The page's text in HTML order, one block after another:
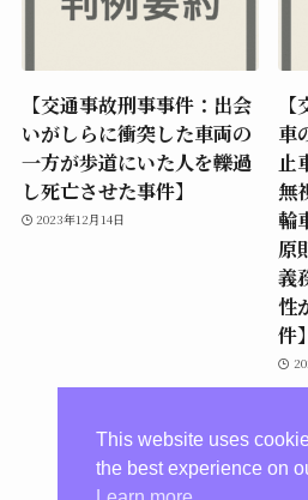
【交通事故刑事事件：出会
いがしらに衝突した車両の
一方が歩道にいた人を轢過
し死亡させた事件】
2023年12月14日
車
止
無
輪
原
義
性
件】
This website uses
the best experience on